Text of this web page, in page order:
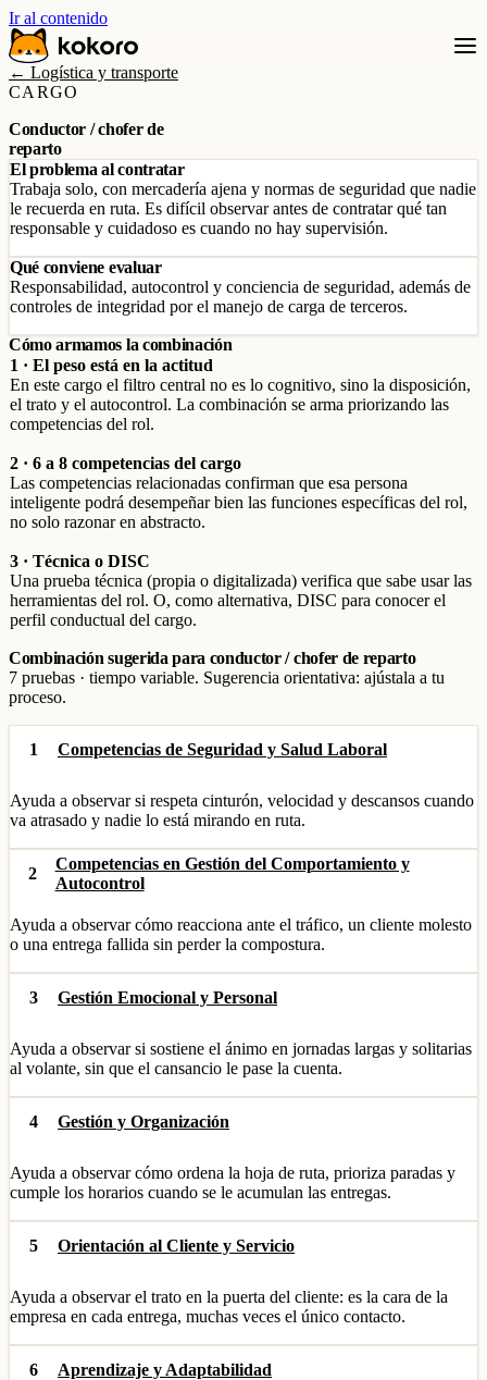
Ir al contenido
← Logística y transporte
CARGO
Conductor / chofer de
reparto
El problema al contratar
Trabaja solo, con mercadería ajena y normas de seguridad que nadie
le recuerda en ruta. Es difícil observar antes de contratar qué tan
responsable y cuidadoso es cuando no hay supervisión.
Qué conviene evaluar
Responsabilidad, autocontrol y conciencia de seguridad, además de
controles de integridad por el manejo de carga de terceros.
Cómo armamos la combinación
1 · El peso está en la actitud
En este cargo el filtro central no es lo cognitivo, sino la disposición,
el trato y el autocontrol. La combinación se arma priorizando las
competencias del rol.
2 · 6 a 8 competencias del cargo
Las competencias relacionadas confirman que esa persona
inteligente podrá desempeñar bien las funciones específicas del rol,
no solo razonar en abstracto.
3 · Técnica o DISC
Una prueba técnica (propia o digitalizada) verifica que sabe usar las
herramientas del rol. O, como alternativa, DISC para conocer el
perfil conductual del cargo.
Combinación sugerida para conductor / chofer de reparto
7 pruebas · tiempo variable. Sugerencia orientativa: ajústala a tu
proceso.
1 Competencias de Seguridad y Salud Laboral
Ayuda a observar si respeta cinturón, velocidad y descansos cuando
va atrasado y nadie lo está mirando en ruta.
2
Competencias en Gestión del Comportamiento y
Autocontrol
Ayuda a observar cómo reacciona ante el tráfico, un cliente molesto
o una entrega fallida sin perder la compostura.
3 Gestión Emocional y Personal
Ayuda a observar si sostiene el ánimo en jornadas largas y solitarias
al volante, sin que el cansancio le pase la cuenta.
4 Gestión y Organización
Ayuda a observar cómo ordena la hoja de ruta, prioriza paradas y
cumple los horarios cuando se le acumulan las entregas.
5 Orientación al Cliente y Servicio
Ayuda a observar el trato en la puerta del cliente: es la cara de la
empresa en cada entrega, muchas veces el único contacto.
6 Aprendizaje y Adaptabilidad